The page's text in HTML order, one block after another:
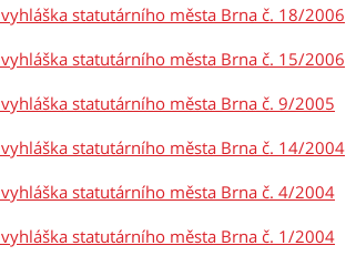
statutárního města Brna č. 18/2006
statutárního města Brna č. 15/2006
statutárního města Brna č. 9/2005
vyhláška statutárního města Brna č. 14/2004
vyhláška statutárního města Brna č. 4/2004
vyhláška statutárního města Brna č. 1/2004